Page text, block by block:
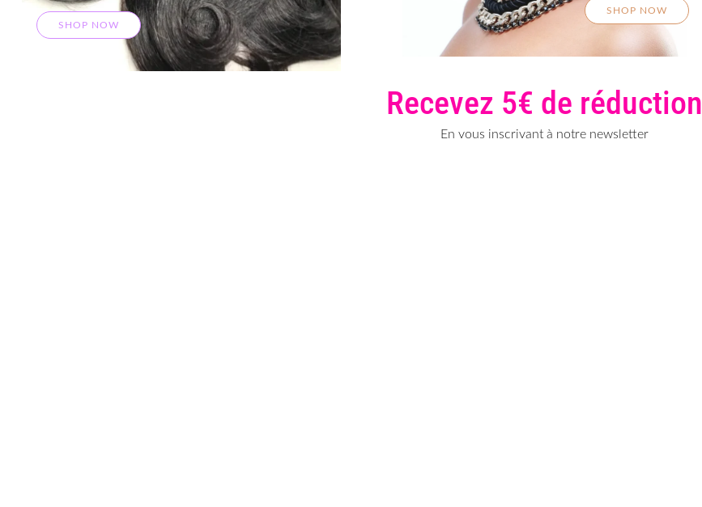
SHOP NOW
SHOP NOW
Recevez 5€ de réduction
En vous inscrivant à notre newsletter